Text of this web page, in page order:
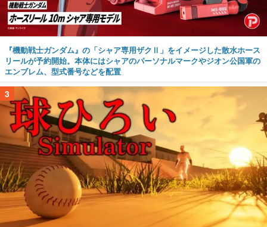
『機動戦士ガンダム』の「シャア専用ザクⅡ」をイメージした散水ホース
リールが予約開始。本体にはシャアのパーソナルマークやジオン公国軍の
エンブレム、型式番号などを配置
3